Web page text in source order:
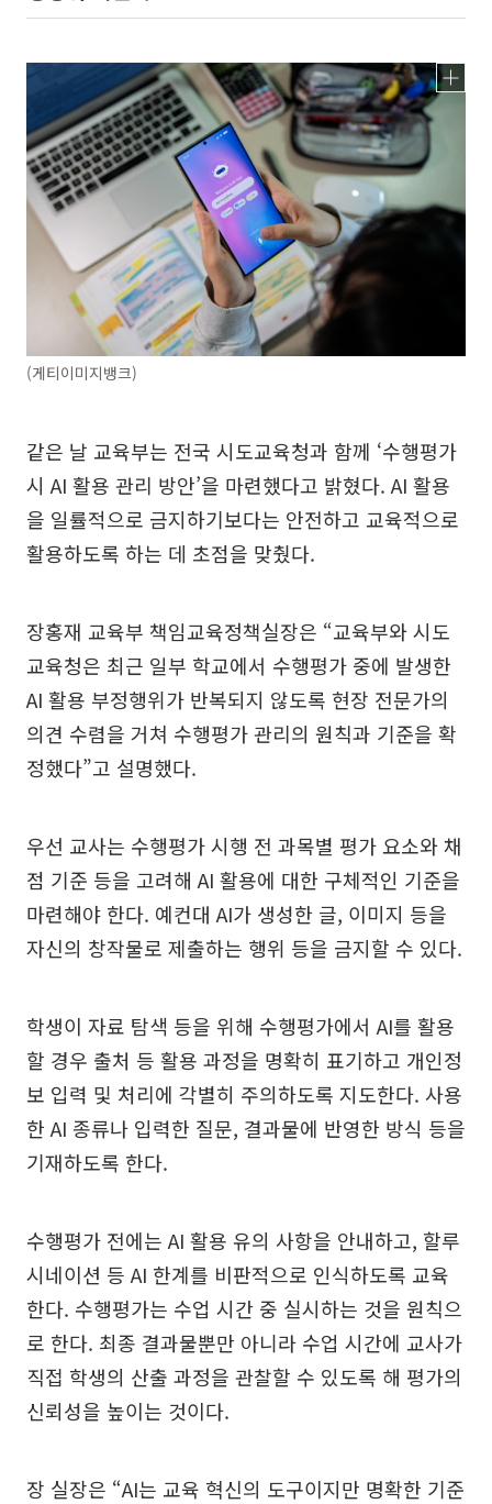
(게티이미지뱅크)
같은 날 교육부는 전국 시도교육청과 함께 ‘수행평가
시 AI 활용 관리 방안’을 마련했다고 밝혔다. AI 활용
을 일률적으로 금지하기보다는 안전하고 교육적으로
활용하도록 하는 데 초점을 맞췄다.
장홍재 교육부 책임교육정책실장은 “교육부와 시도
교육청은 최근 일부 학교에서 수행평가 중에 발생한
AI 활용 부정행위가 반복되지 않도록 현장 전문가의
의견 수렴을 거쳐 수행평가 관리의 원칙과 기준을 확
정했다”고 설명했다.
우선 교사는 수행평가 시행 전 과목별 평가 요소와 채
점 기준 등을 고려해 AI 활용에 대한 구체적인 기준을
마련해야 한다. 예컨대 AI가 생성한 글, 이미지 등을
자신의 창작물로 제출하는 행위 등을 금지할 수 있다.
학생이 자료 탐색 등을 위해 수행평가에서 AI를 활용
할 경우 출처 등 활용 과정을 명확히 표기하고 개인정
보 입력 및 처리에 각별히 주의하도록 지도한다. 사용
한 AI 종류나 입력한 질문, 결과물에 반영한 방식 등을
기재하도록 한다.
수행평가 전에는 AI 활용 유의 사항을 안내하고, 할루
시네이션 등 AI 한계를 비판적으로 인식하도록 교육
한다. 수행평가는 수업 시간 중 실시하는 것을 원칙으
로 한다. 최종 결과물뿐만 아니라 수업 시간에 교사가
직접 학생의 산출 과정을 관찰할 수 있도록 해 평가의
신뢰성을 높이는 것이다.
장 실장은 “AI는 교육 혁신의 도구이지만 명확한 기준